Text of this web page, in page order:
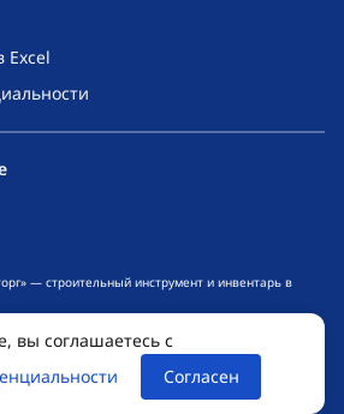
Excel
— строительный инструмент и инвентарь в
что данный интернет-сайт носит исключительно
при каких условиях не является публичной
ч. 2 ст. 437 Гражданского кодекса
подробной информации о стоимости
услуг, обращайтесь к менеджерам компании.
вы соглашаетесь с
Согласен